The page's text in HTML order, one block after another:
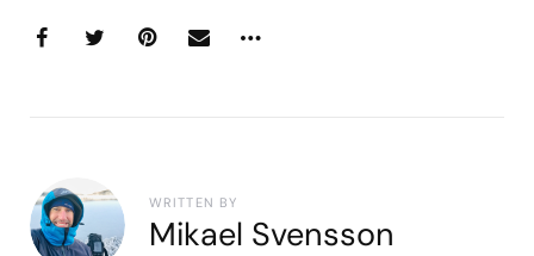
WRITTEN BY
Mikael Svensson